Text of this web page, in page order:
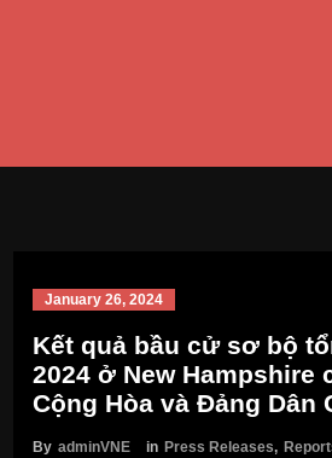
January 26, 2024
Kết quả bầu cử sơ bộ
2024 ở New Hampshire
Cộng Hòa và Đảng Dân
By adminVNE in Press Releases,